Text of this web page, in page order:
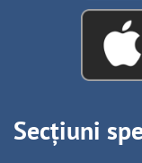
Secțiuni